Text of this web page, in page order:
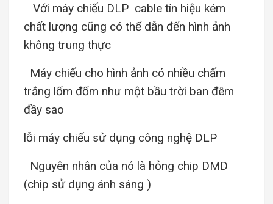
Với máy chiếu DLP cable tín hiệu kém
chất lượng cũng có thể dẫn đến hình ảnh
không trung thực
Máy chiếu cho hình ảnh có nhiều chấm
trắng lốm đốm như một bầu trời ban đêm
đầy sao
lỗi máy chiếu sử dụng công nghệ DLP
Nguyên nhân của nó là hỏng chip DMD
(chip sử dụng ánh sáng )